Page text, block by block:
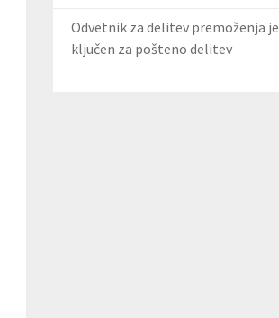
Odvetnik za delitev premoženja je
ključen za pošteno delitev